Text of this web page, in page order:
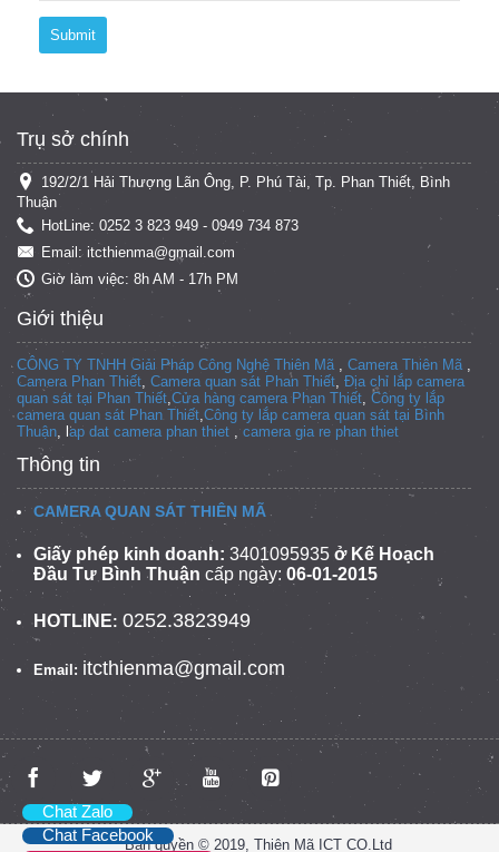
Submit
Trụ sở chính
192/2/1 Hải Thượng Lãn Ông, P. Phú Tài, Tp. Phan Thiết, Bình
Thuận
HotLine: 0252 3 823 949 - 0949 734 873
Email: itcthienma@gmail.com
Giờ làm việc: 8h AM - 17h PM
Giới thiệu
CÔNG TY TNHH Giải Pháp Công Nghệ Thiên Mã Camera Thiên Mã
Camera Phan Thiết Camera quan sát Phan Thiết Địa chỉ lắp camera
quan sát tại Phan Thiết Cửa hàng camera Phan Thiết Công ty lắp
camera quan sát Phan Thiết Công ty lắp camera quan sát tại Bình
Thuận
ap dat camera phan thiet camera gia re phan thiet
Thông tin
CAMERA QUAN SÁT THIÊN MÃ
Giấy phép kinh doanh: 3401095935 ở Kế Hoạch
Đầu Tư Bình Thuận cấp ngày: 06-01-2015
HOTLINE: 0252.3823949
Email: itcthienma@gmail.com
Bản quyền © 2019, Thiên Mã ICT CO.Ltd
Chat Zalo
Chat Facebook